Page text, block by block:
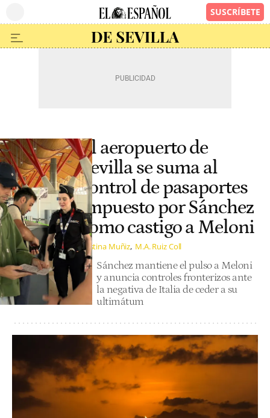
El aeropuerto de
Sevilla se suma al
control de pasaportes
impuesto por Sánchez
como castigo a Meloni
Cristina Muñiz M.A. Ruiz Coll
Sánchez mantiene el pulso a Meloni
y anuncia controles fronterizos ante
la negativa de Italia de ceder a su
ultimátum